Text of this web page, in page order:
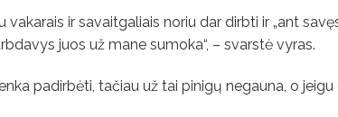
ir savaitgaliais noriu dar dirbti ir „ant
juos už mane sumoka“, – svarstė vyras.
padirbėti, tačiau už tai pinigų negauna, o jeigu